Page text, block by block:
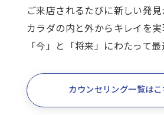
ご来店されるたびに新しい発
カラダの内と外からキレイを
「今」と「将来」にわたって
カウンセリング一覧はこ